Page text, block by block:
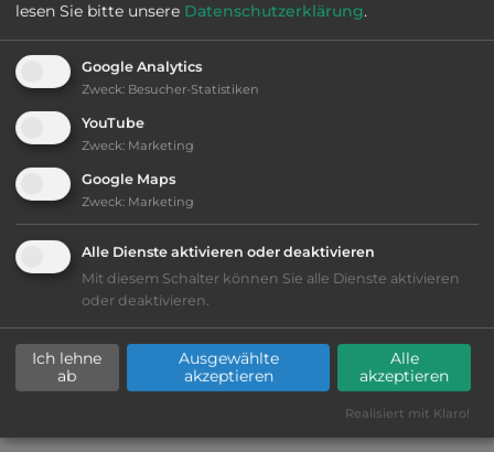
E-Mail: accueil@lorient-tourisme.fr
Öffnungszeiten: Ganzjährig geöffnet
Ausstattung:
Lage: schön
Geräuschkulisse: überwiegend ruhig
sandiger Grund
lesen Sie bitte unsere Datenschutzerklärung.
Google Analytics
Zweck: Besucher-Statistiken
YouTube
Zweck: Marketing
Google Maps
Zweck: Marketing
Alle Dienste aktivieren oder deaktivieren
Mit diesem Schalter können Sie alle Dienste aktivieren
oder deaktivieren.
Ich lehne
ab
Ausgewählte
akzeptieren
Alle
akzeptieren
Realisiert mit Klaro!